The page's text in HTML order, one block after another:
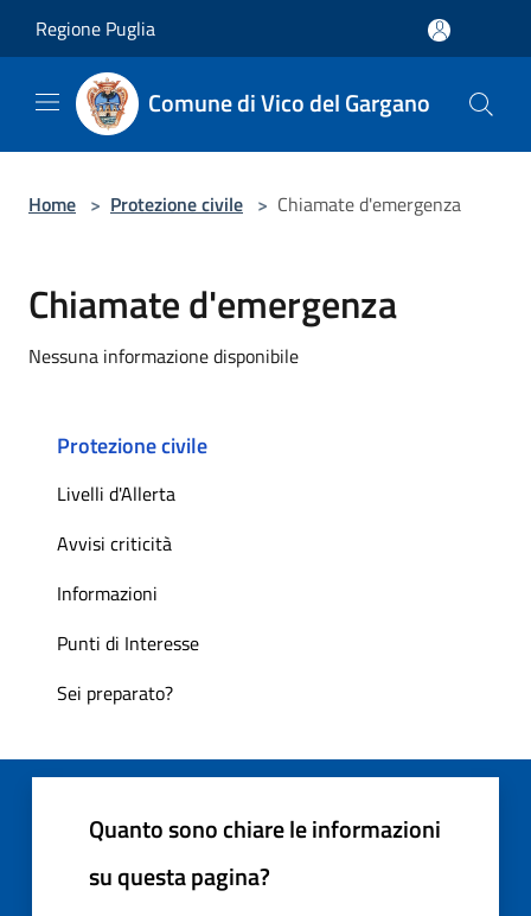
Regione Puglia
Comune di Vico del Gargano
Home > Protezione civile > Chiamate d'emergenza
Chiamate d'emergenza
Nessuna informazione disponibile
Protezione civile
Livelli d'Allerta
Avvisi criticità
Informazioni
Punti di Interesse
Sei preparato?
Quanto sono chiare le informazioni
su questa pagina?